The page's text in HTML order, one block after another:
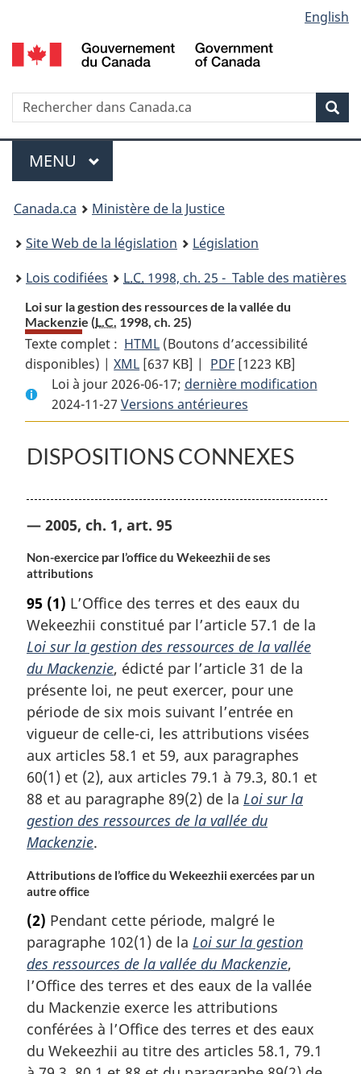
au
contenu
propos
de
la
HTML
simplifiée
selection
English
Recherche
Menu
MENU PRINCIPAL
You
are
here:
Canada.ca
Ministère de la Justice
Site Web de la législation
Législation
Lois codifiées
L.C. 1998, ch. 25 - Table des matières
Loi sur la gestion des ressources de la vallée du
Mackenzie (L.C. 1998, ch. 25)
Texte complet : HTML Texte
complet
:
Loi
sur
la
gestion
ressources
de
vallée
Mackenzie
(Boutons d’accessibilité
disponibles) |XML Texte
complet
:
Loi
sur
la
des
ressources
la
du
Mackenzie
[637 KB] | PDF Texte
complet
:
Loi
sur
la
des
la
du
Mackenzie
[1223 KB]
Loi à jour 2026-06-17; dernière modification
2024-11-27 Versions antérieures
DISPOSITIONS CONNEXES
— 2005, ch. 1, art. 95
Non-exercice par l’office du Wekeezhii de ses
attributions
95 (1) L’Office des terres et des eaux du
Wekeezhii constitué par l’article 57.1 de la
Loi sur la gestion des ressources de la vallée
du Mackenzie, édicté par l’article 31 de la
présente loi, ne peut exercer, pour une
période de six mois suivant l’entrée en
vigueur de celle-ci, les attributions visées
aux articles 58.1 et 59, aux paragraphes
60(1) et (2), aux articles 79.1 à 79.3, 80.1 et
88 et au paragraphe 89(2) de la Loi sur la
gestion des ressources de la vallée du
Mackenzie.
Attributions de l’office du Wekeezhii exercées par un
autre office
(2) Pendant cette période, malgré le
paragraphe 102(1) de la Loi sur la gestion
des ressources de la vallée du Mackenzie,
l’Office des terres et des eaux de la vallée
du Mackenzie exerce les attributions
conférées à l’Office des terres et des eaux
du Wekeezhii au titre des articles 58.1, 79.1